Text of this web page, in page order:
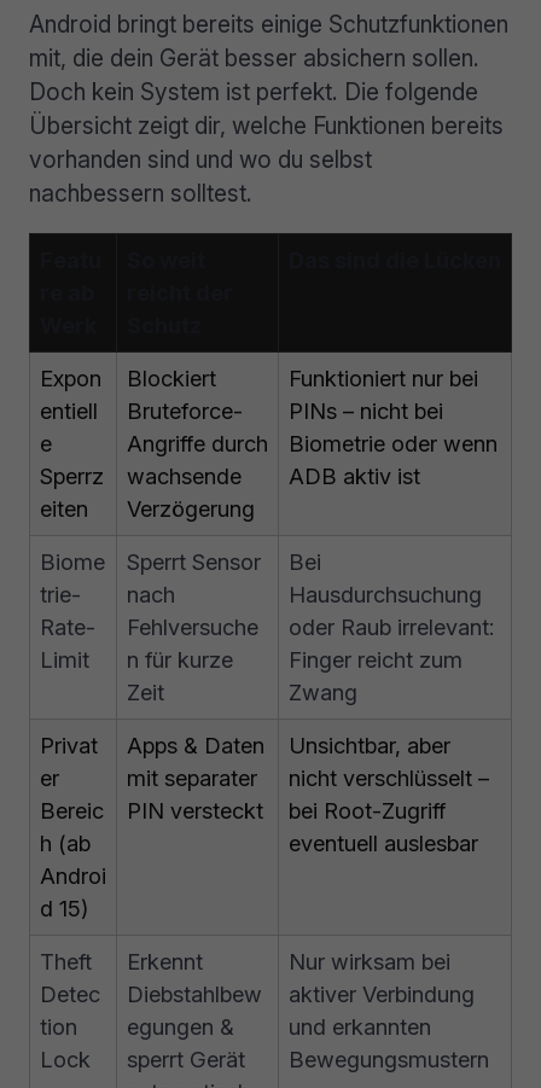
Android bringt bereits einige Schutzfunktionen
mit, die dein Gerät besser absichern sollen.
Doch kein System ist perfekt. Die folgende
Übersicht zeigt dir, welche Funktionen bereits
vorhanden sind und wo du selbst
nachbessern solltest.
Expon
entiell
e
Sperrz
eiten
Blockiert
Bruteforce-
Angriffe durch
wachsende
Verzögerung
Funktioniert nur bei
PINs – nicht bei
Biometrie oder wenn
ADB aktiv ist
Biome
trie-
Rate-
Limit
Sperrt Sensor
nach
Fehlversuche
n für kurze
Zeit
Bei
Hausdurchsuchung
oder Raub irrelevant:
Finger reicht zum
Zwang
Privat
er
Bereic
h (ab
Androi
d 15)
Apps & Daten
mit separater
PIN versteckt
Unsichtbar, aber
nicht verschlüsselt –
bei Root-Zugriff
eventuell auslesbar
Theft
Detec
tion
Lock
Erkennt
Diebstahlbew
egungen &
sperrt Gerät
Nur wirksam bei
aktiver Verbindung
und erkannten
Bewegungsmustern